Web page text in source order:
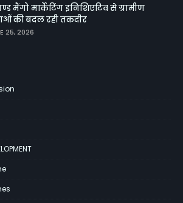
मैंगो मार्केटिंग इनिशिएटिव से ग्रामीण
की बदल रही तकदीर
25, 2026